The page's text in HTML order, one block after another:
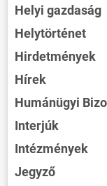
Helyi gazdaság
Helytörténet
Hirdetmények
Hírek
Humánügyi
Interjúk
Intézmények
Jegyző